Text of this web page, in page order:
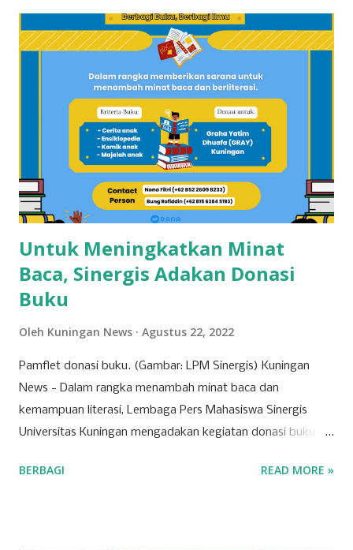
Dengan produksi sebesar 45.702 ton, Kecamatan Cilimus
menyumbangkan hampir setengah dari total produksi ubi
jalar di wilayah ini. Kondisi tanah yang subur dan teknik
pertanian yang optimal menjadikan Cilimus sebagai sentra
utama produksi ubi jalar. 2. Kecamatan Cigandamekar
Posisi kedua ditempati oleh Kecamatan Cigandamekar
dengan total produksi mencapai 28.966 ton. Daerah ini
dikenal dengan pertanian yang beragam dan kualitas ubi
jalar yang baik, sehingga mampu bersaing dengan ...
Untuk Meningkatkan Minat
Baca, Sinergis Adakan Donasi
Buku
Oleh Kuningan News Agustus 22, 2022
Pamflet donasi buku. (Gambar: LPM Sinergis) Kuningan
News - Dalam rangka menambah minat baca dan
kemampuan literasi, Lembaga Pers Mahasiswa Sinergis
Universitas Kuningan mengadakan kegiatan donasi buku.
Yatim Dhu'afa Kuningan. Pengumpulan donasi buku
BERBAGI READ MORE »